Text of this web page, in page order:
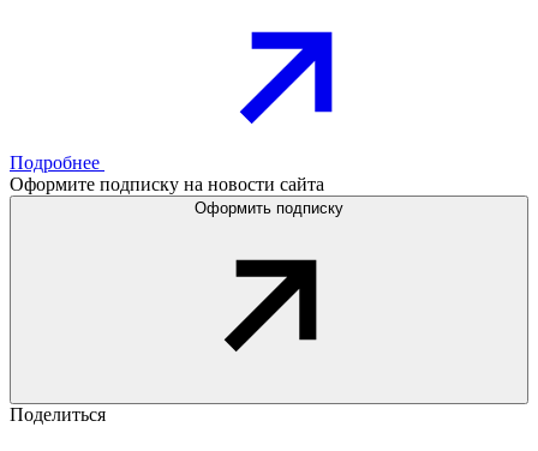
Подробнее
Оформите подписку на новости сайта
Оформить подписку
Поделиться